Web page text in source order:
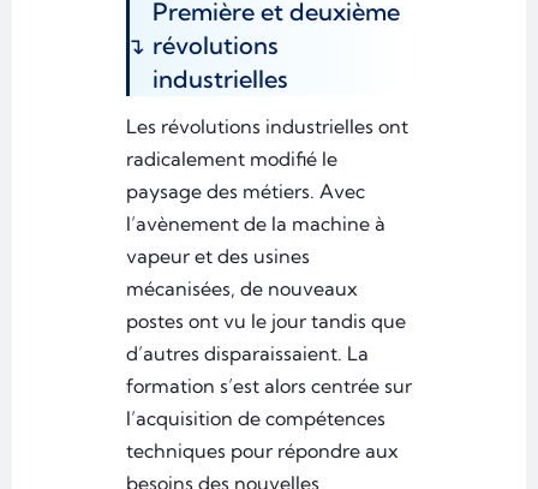
Première et deuxième
révolutions
industrielles
Les révolutions industrielles ont
radicalement modifié le
paysage des métiers. Avec
l’avènement de la machine à
vapeur et des usines
mécanisées, de nouveaux
postes ont vu le jour tandis que
d’autres disparaissaient. La
formation s’est alors centrée sur
l’acquisition de compétences
techniques pour répondre aux
besoins des nouvelles